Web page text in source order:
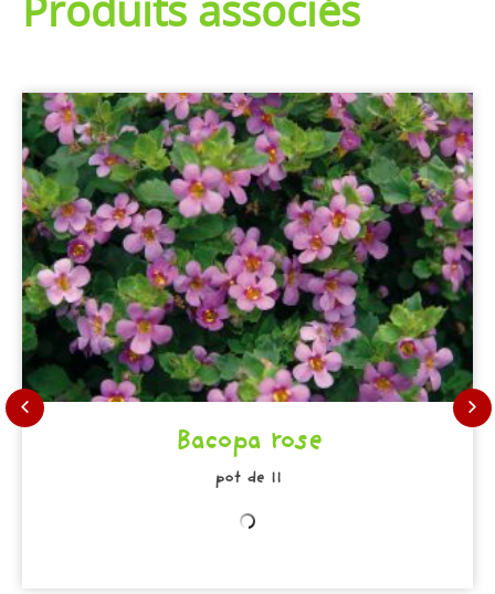
Produits associés
Bacopa rose
pot de 11